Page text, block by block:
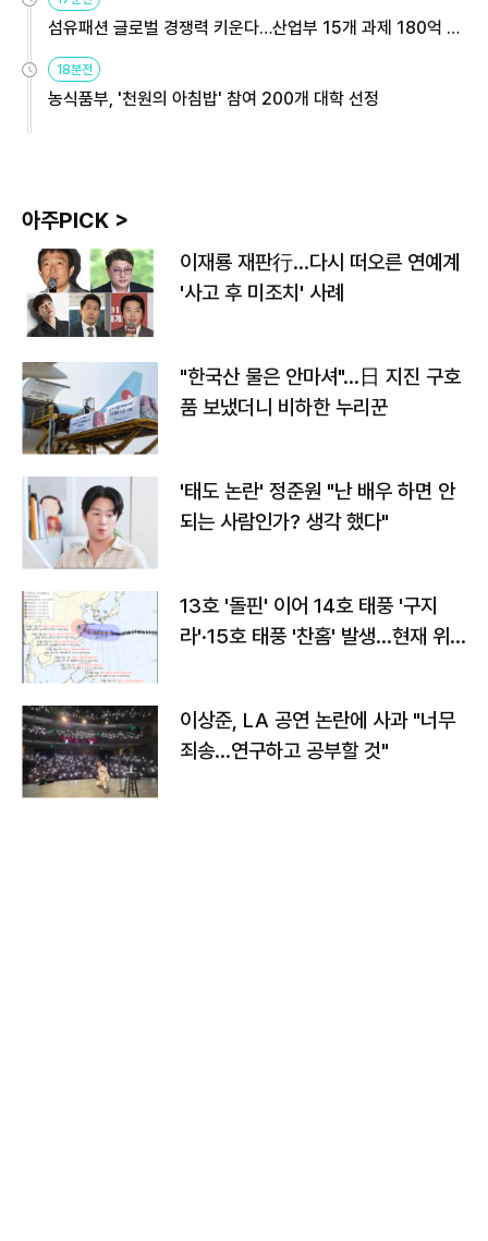
섬유패션 글로벌 경쟁력 키운다…산업부 15개 과제 180억 지
18분전
농식품부, '천원의 아침밥' 참여 200개 대학 선정
아주PICK >
이재룡 재판行…다시 떠오른 연예계
'사고 후 미조치' 사례
"한국산 물은 안마셔"…日 지진 구호
품 보냈더니 비하한 누리꾼
'태도 논란' 정준원 "난 배우 하면 안
되는 사람인가? 생각 했다"
13호 '돌핀' 이어 14호 태풍 '구지
라'·15호 태풍 '찬홈' 발생…현재 위
이상준, LA 공연 논란에 사과 "너무
죄송…연구하고 공부할 것"